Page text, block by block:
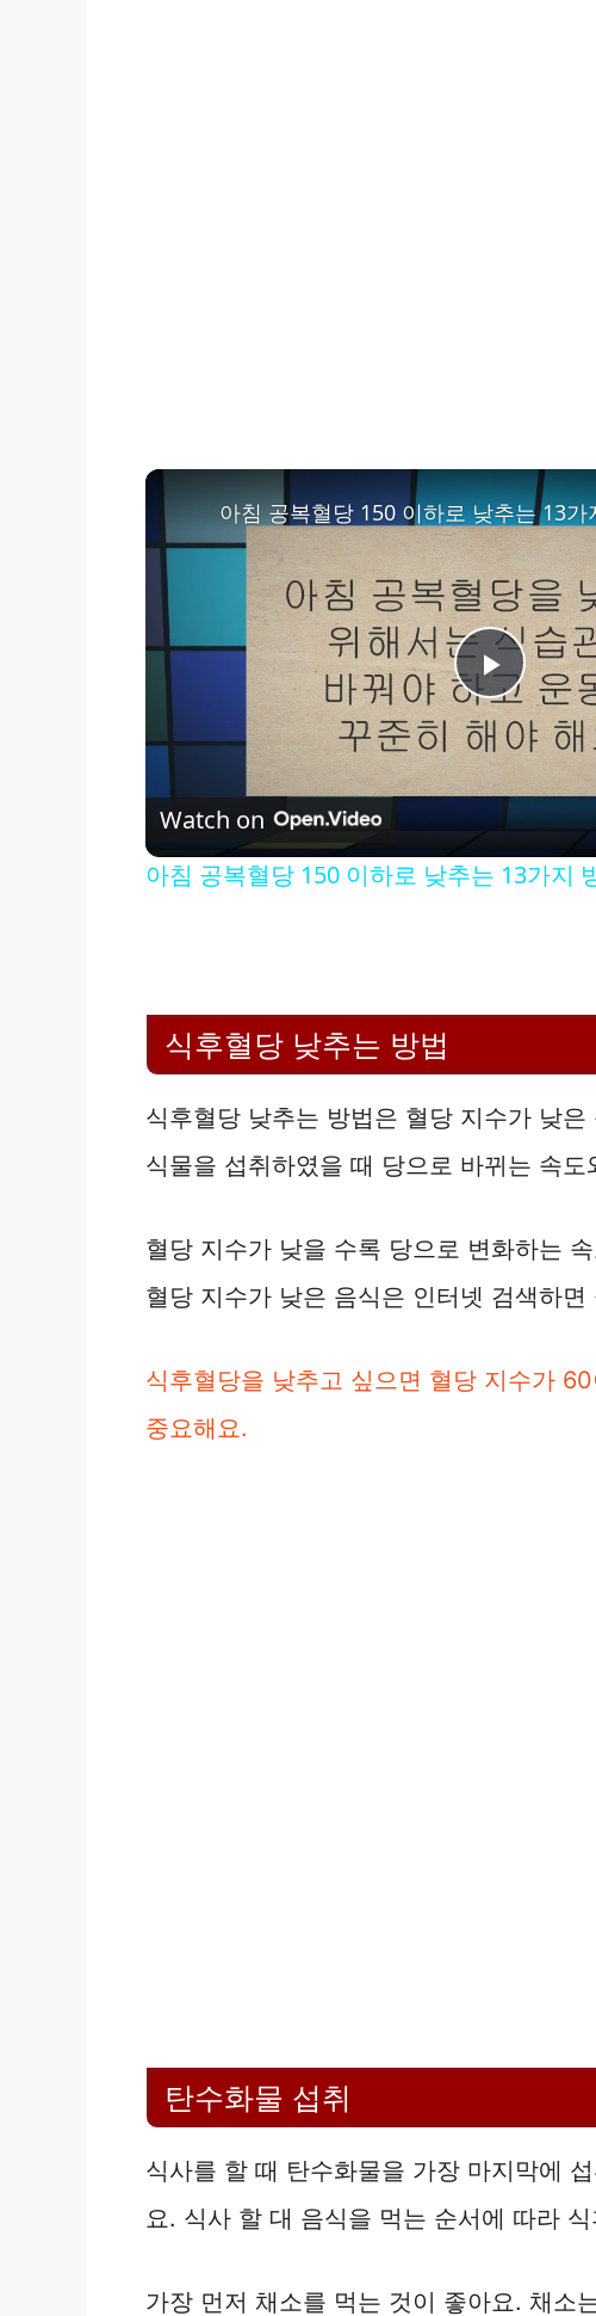
P
l
a
d
o
아침 공복혈당 150 이하로 낮추는 13가
Watch on
아침 공복혈당 150 이하로 낮추는 13가지
식후혈당 낮추는 방법
식후혈당 낮추는 방법은 혈당 지수가 낮
식물을 섭취하였을 때 당으로 바뀌는 속
혈당 지수가 낮을 수록 당으로 변화하는
혈당 지수가 낮은 음식은 인터넷 검색하
식후혈당을 낮추고 싶으면 혈당 지수가
중요해요.
탄수화물 섭취
식사를 할 때 탄수화물을 가장 마지막에
요. 식사 할 대 음식을 먹는 순서에 따라
가장 먼저 채소를 먹는 것이 좋아요. 채소